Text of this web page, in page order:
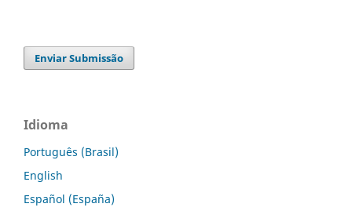
Enviar Submissão
Idioma
Português (Brasil)
English
Español (España)